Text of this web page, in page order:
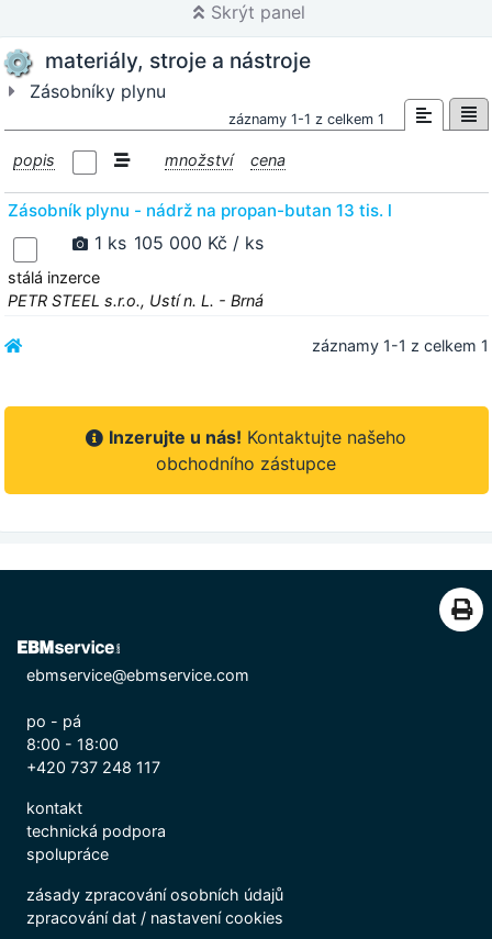
Skrýt panel
materiály, stroje a nástroje
Zásobníky plynu
záznamy 1-1 z celkem 1
popis množství cena
Zásobník plynu - nádrž na propan-butan 13 tis. l
1 ks 105 000 Kč / ks
stálá inzerce
PETR STEEL s.r.o., Ustí n. L. - Brná
záznamy 1-1 z celkem 1
Inzerujte u nás! Kontaktujte našeho
obchodního zástupce
ebmservice@ebmservice.com
po - pá
8:00 - 18:00
+420 737 248 117
kontakt
technická podpora
spolupráce
zásady zpracování osobních údajů
zpracování dat/ nastavení cookies